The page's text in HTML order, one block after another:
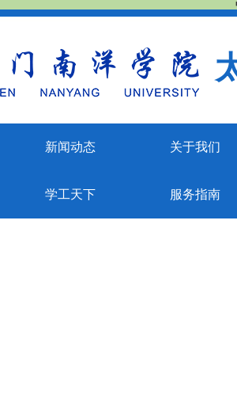
新闻动态 关于我们
学工天下 服务指南